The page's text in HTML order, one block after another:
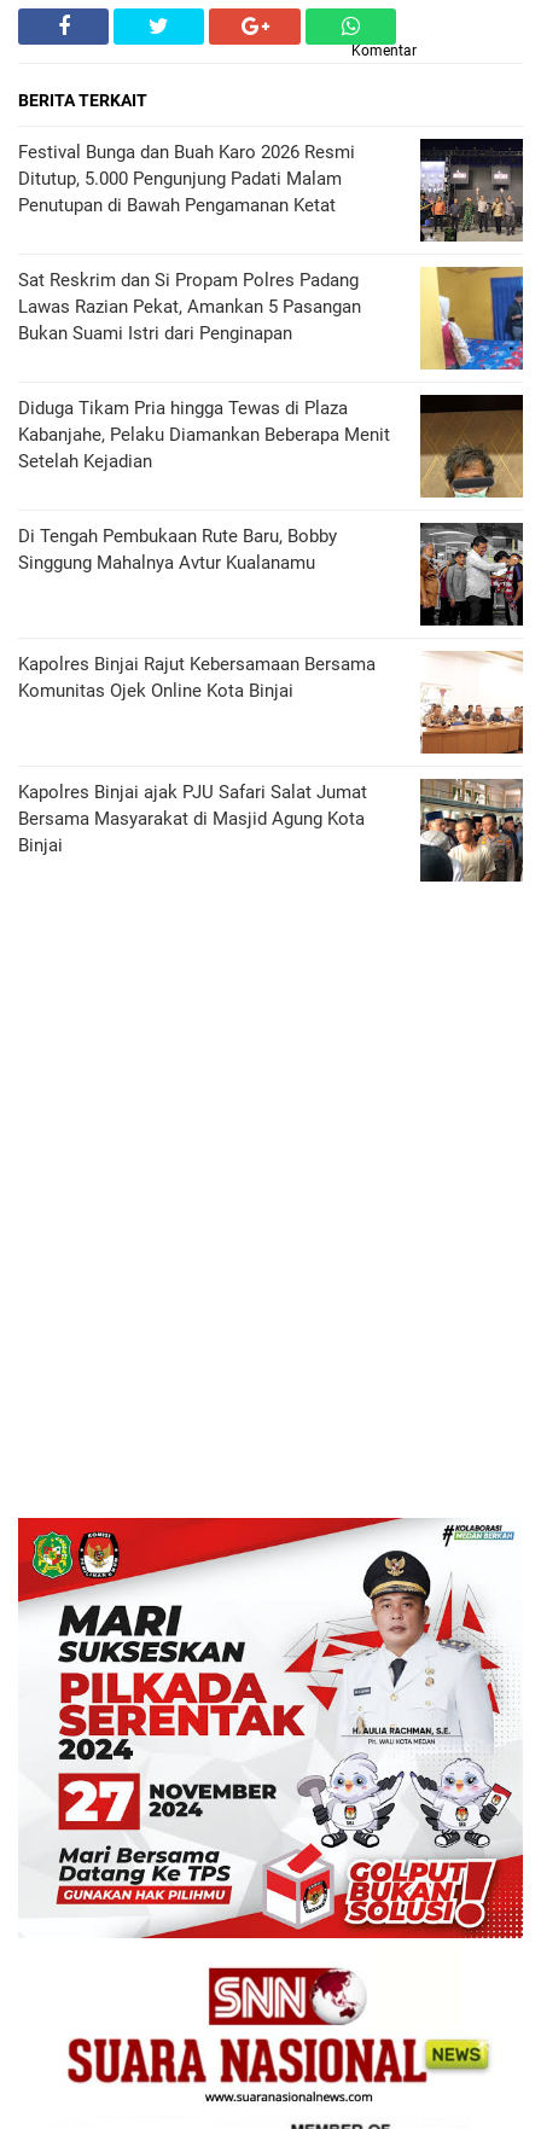
Komentar
BERITA TERKAIT
Festival Bunga dan Buah Karo 2026 Resmi
Ditutup, 5.000 Pengunjung Padati Malam
Penutupan di Bawah Pengamanan Ketat
Sat Reskrim dan Si Propam Polres Padang
Lawas Razian Pekat, Amankan 5 Pasangan
Bukan Suami Istri dari Penginapan
Diduga Tikam Pria hingga Tewas di Plaza
Kabanjahe, Pelaku Diamankan Beberapa Menit
Setelah Kejadian
Di Tengah Pembukaan Rute Baru, Bobby
Singgung Mahalnya Avtur Kualanamu
Kapolres Binjai Rajut Kebersamaan Bersama
Komunitas Ojek Online Kota Binjai
Kapolres Binjai ajak PJU Safari Salat Jumat
Bersama Masyarakat di Masjid Agung Kota
Binjai